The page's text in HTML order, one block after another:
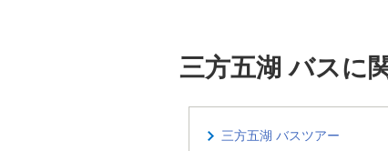
三方五湖 バスに
三方五湖 バスツアー